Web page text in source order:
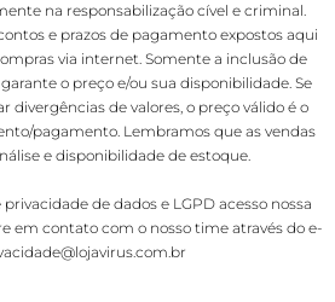
na responsabilização cível e criminal.
e prazos de pagamento expostos aqui
via internet. Somente a inclusão de
o preço e/ou sua disponibilidade. Se
de valores, o preço válido é o
pagamento. Lembramos que as vendas
e disponibilidade de estoque.
de dados e LGPD acesso nossa
em contato com o nosso time através do e-